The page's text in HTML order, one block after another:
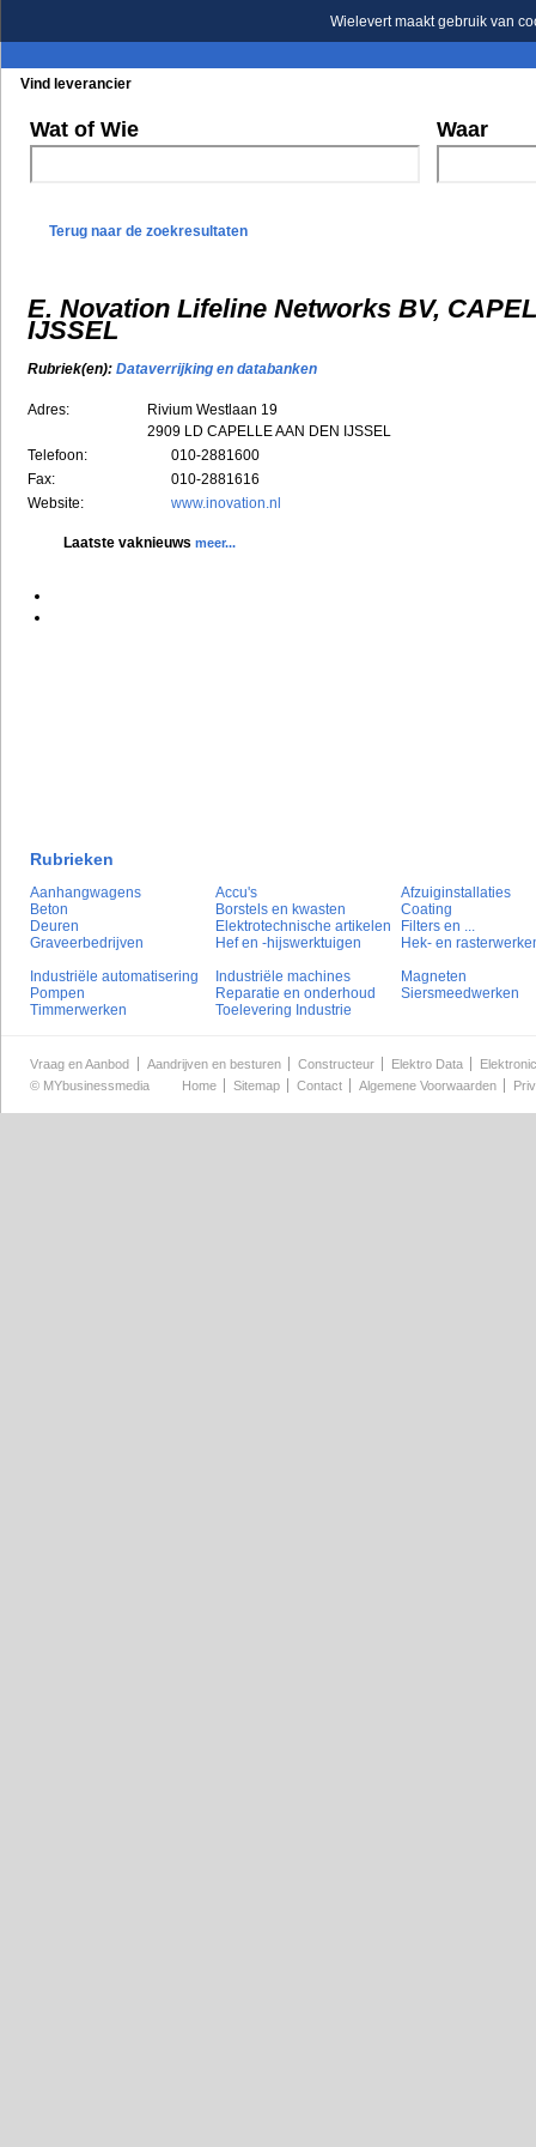
Wielevert maakt gebruik van
Vind leverancier
Wat of Wie Waar
Terug naar de zoekresultaten
E. Novation Lifeline Networks BV,
IJSSEL
Rubriek(en): Dataverrijking en databanken
Adres:
Rivium Westlaan 19
2909 LD CAPELLE AAN DEN IJSSEL
Telefoon:
010-2881600
Fax:
010-2881616
Website:
www.inovation.nl
Laatste vaknieuws meer...
Rubrieken
Aanhangwagens Accu's
Afzuiginstallaties
Beton
Borstels en kwasten
Coating
Deuren
Elektrotechnische artikelen
Filters en ...
Graveerbedrijven
Hef en -hijswerktuigen
Hek- en
Industriële automatisering
Industriële machines
Magneten
Pompen
Reparatie en onderhoud
Siersmeedwerken
Timmerwerken
Toelevering Industrie
Vraag en Aanbod Aandrijven en besturen Constructeur Elektro Data
© MYbusinessmedia Home Sitemap Contact Algemene Voorwaarden